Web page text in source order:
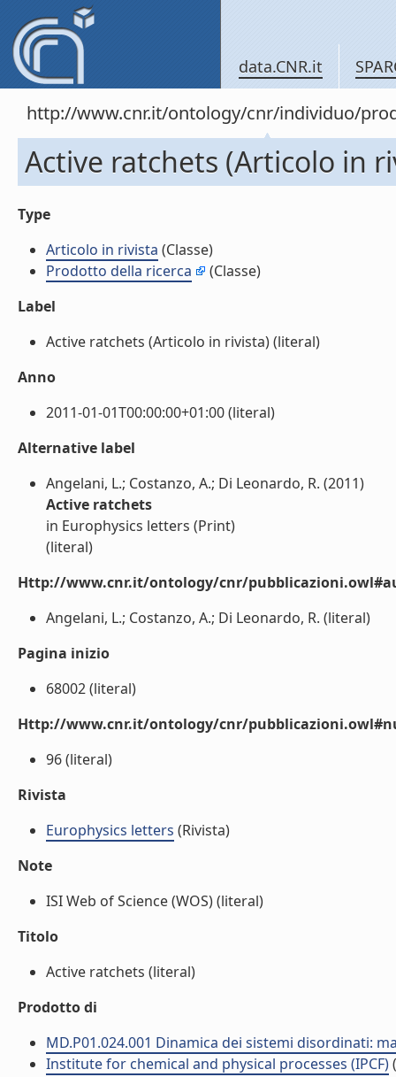
data.CNR.it
http://www.cnr.it/ontology/cnr/individuo/
Active ratchets (Articolo in
Type
Articolo in rivista (Classe)
Prodotto della ricerca
(Classe)
Label
Active ratchets (Articolo in rivista) (literal)
Anno
2011-01-01T00:00:00+01:00 (literal)
Alternative label
Angelani, L.; Costanzo, A.; Di Leonardo, R. (2011)
Active ratchets
in Europhysics letters (Print)
(literal)
Http://www.cnr.it/ontology/cnr/
Angelani, L.; Costanzo, A.; Di Leonardo, R. (literal)
Pagina inizio
68002 (literal)
Http://www.cnr.it/ontology/cnr/
96 (literal)
Rivista
Europhysics letters (Rivista)
Note
ISI Web of Science (WOS) (literal)
Titolo
Active ratchets (literal)
Prodotto di
MD.P01.024.001 Dinamica dei sistemi disordinati:
Institute for chemical and physical processes (IPCF)